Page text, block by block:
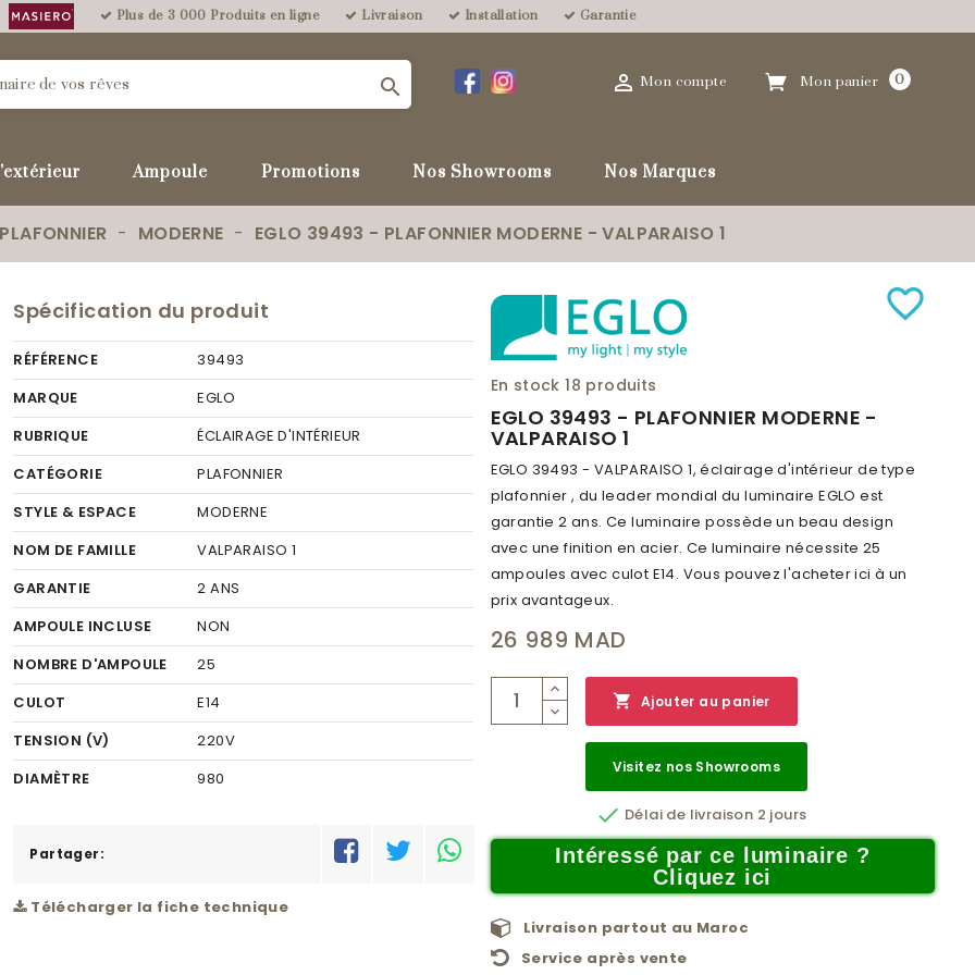
Plus de 3 000 Produits en ligne Livraison Installation Garantie
Mon panier 0
 Mon compte

Ampoule Promotions Nos Showrooms Nos Marques
PLAFONNIER MODERNE EGLO 39493 - PLAFONNIER MODERNE - VALPARAISO 1
Spécification du produit
RÉFÉRENCE
39493
MARQUE
EGLO
RUBRIQUE
ÉCLAIRAGE D'INTÉRIEUR
CATÉGORIE
PLAFONNIER
STYLE & ESPACE
MODERNE
NOM DE FAMILLE
VALPARAISO 1
GARANTIE
2 ANS
AMPOULE INCLUSE
NON
NOMBRE D'AMPOULE
25
CULOT
E14
TENSION (V)
220V
DIAMÈTRE
980
COULEUR FINITION
Partager:
Télécharger la fiche technique
En stock 18 produits
EGLO 39493 - PLAFONNIER MODERNE -
VALPARAISO 1
EGLO 39493 - VALPARAISO 1, éclairage d'intérieur de type
plafonnier , du leader mondial du luminaire EGLO est
garantie 2 ans. Ce luminaire possède un beau design
avec une finition en acier. Ce luminaire nécessite 25
ampoules avec culot E14. Vous pouvez l'acheter ici à un
prix avantageux.
favorite_border
26 989 MAD
 Ajouter au panier
Visitez nos Showrooms
 Délai de livraison 2 jours
Intéressé par ce luminaire ?
Cliquez ici
Livraison partout au Maroc
Service après vente